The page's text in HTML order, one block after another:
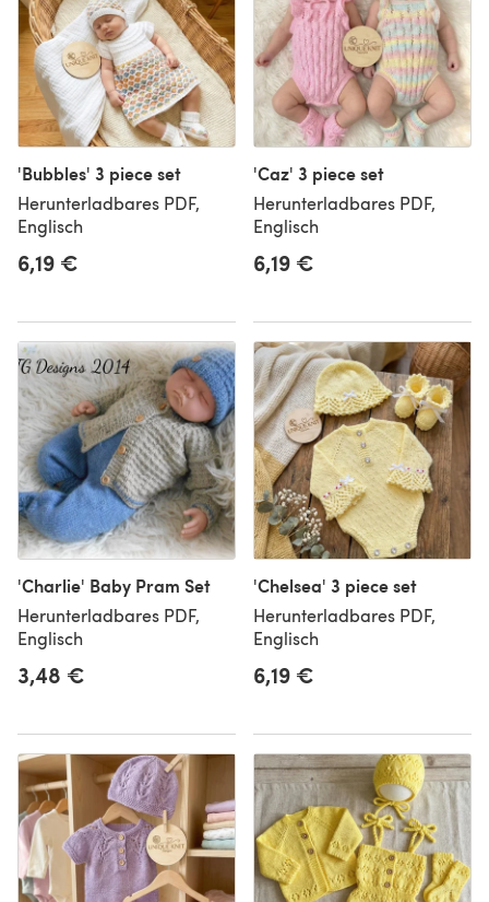
'Bubbles' 3 piece set
Herunterladbares PDF,
Englisch
6,19 €
'Caz' 3 piece set
Herunterladbares PDF,
Englisch
6,19 €
'Charlie' Baby Pram Set
Herunterladbares PDF,
Englisch
3,48 €
'Chelsea' 3 piece set
Herunterladbares PDF,
Englisch
6,19 €